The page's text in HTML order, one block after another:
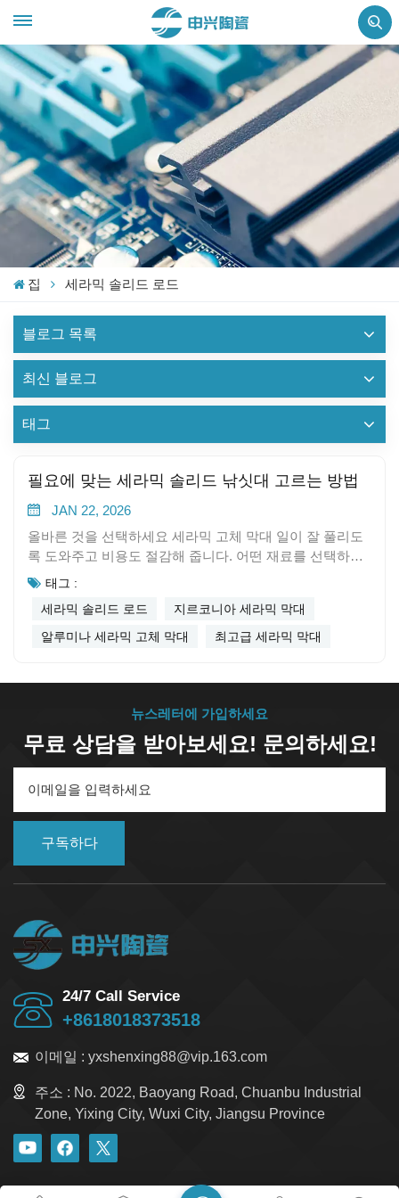
집 세라믹 솔리드 로드
블로그 목록
최신 블로그
태그
필요에 맞는 세라믹 솔리드 낚싯대 고르는 방법
JAN 22, 2026
올바른 것을 선택하세요 세라믹 고체 막대 일이 잘 풀리도
록 도와주고 비용도 절감해 줍니다. 어떤 재료를 선택하느
냐에 따라 결과가 어떻게 달라지는지 생각해 봐야 합니다.
이 저렴합니다.지르코니아는 더 강하고 수명이 길기 때문
에 가격이 더 비싸지만 까다로운 작업에 더 적합합니다.낚
막대를 선택하세요. 내열성, 내구성, 그리고 전기 차단 능력
등을 고려해야 합니다.알루미나와 지르코니아 세라믹 막대
의 차이점을 알아보세요. 알루미나는 가격이 저렴하고 전
기 차단에 효과적입니다. 지르코니아는 더 강하고 수명이
깁니다.자세한 내용은 항상 제조업체의 데이터 시트를 참
조하십시오. 이를 통해 안전하고 성능이 뛰어난 낚싯대를
요건세라믹 봉을 선택하기 전에 프로젝트에 필요한 것이
무엇인지 파악해야 합니다. 다양한 산업 분야에서 여러 용
도로 세라믹 봉을 사용하며, 각 용도에 따라 필요한 특성이
용하는 방법과 각 용도에 필요한 특성을 보여줍니다.산업
분야애플리케이션주요 요구 사항항공우주 및 방위산업엔
진 부품높은 내열성, 내마모성 미사일 부품극한 온도와 스
트레스를 견딜 수 있는 능력자동차 산업제동 시스템뛰어난
내마모성 및 열 방출 센서고온 안정성에너지 및 발전원자
력 산업높은 방사선 저항성, 극한 온도 내구성 전력 전자 장
와 고압에 대한 내구성 절삭 공구경도, 내마모성반도체 산
업웨이퍼 및 기판뛰어난 열전도율, 높은 내구성석유 및 가
스시추공 도구고강도, 내마모성, 고온 성능작업에 필요한
세라믹 솔리드 로드를 선택하십시오. 자동차 관련 작업을
한다면 열과 마모에 강한 로드가 필요하고, 컴퓨터 칩 관련
작업을 한다면 열 전달이 잘 되고 수명이 긴 로드가 필요합
니다. 로드를 선택하기 전에 항상 사용 목적을 고려하십시
태그 :
세라믹 솔리드 로드
지르코니아 세라믹 막대
알루미나 세라믹 고체 막대
최고급 세라믹 막대
뉴스레터에 가입하세요
무료 상담을 받아보세요! 문의하세요!
구독하다
24/7 Call Service
+8618018373518
이메일 : yxshenxing88@vip.163.com
주소 : No. 2022, Baoyang Road, Chuanbu Industrial
Zone, Yixing City, Wuxi City, Jiangsu Province